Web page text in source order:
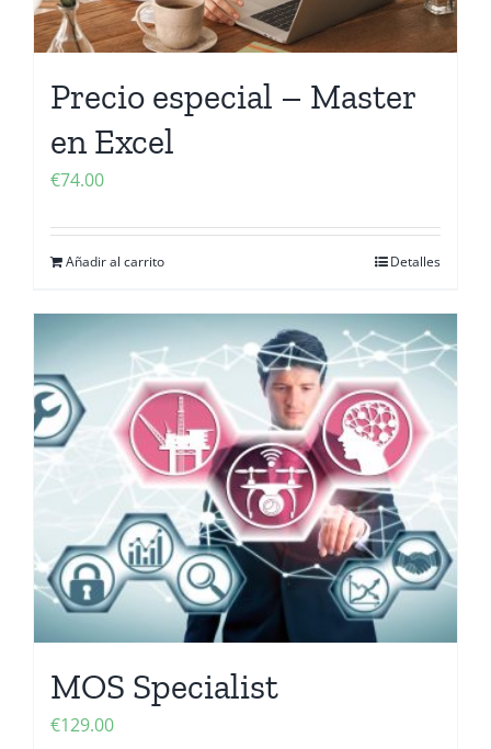
Precio especial – Master
en Excel
€74.00
Añadir al carrito Detalles
MOS Specialist
€129.00